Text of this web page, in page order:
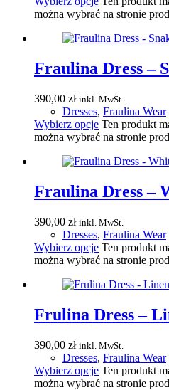
można wybrać na stronie
Fraulina Dress –
390,00 zł inkl. MwSt.
Dresses, Fraulina Wear
Wybierz opcje Ten produkt
można wybrać na stronie
Fraulina Dress –
390,00 zł inkl. MwSt.
Dresses, Fraulina Wear
Wybierz opcje Ten produkt
można wybrać na stronie
Frulina Dress –
390,00 zł inkl. MwSt.
Dresses, Fraulina Wear
Wybierz opcje Ten produkt
można wybrać na stronie